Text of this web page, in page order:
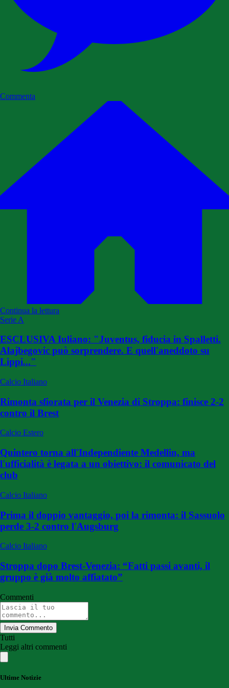
Commenta
Continua la lettura
Serie A
ESCLUSIVA Iuliano: "Juventus, fiducia in Spalletti.
Alajbegovic può sorprendere. E quell'aneddoto su
Lippi..."
Calcio Italiano
Rimonta sfiorata per il Venezia di Stroppa: finisce 2-2
contro il Brest
Calcio Estero
Quintero torna all'Independiente Medellin, ma
l'ufficialità è legata a un obiettivo: il comunicato del
club
Calcio Italiano
Prima il doppio vantaggio, poi la rimonta: il Sassuolo
perde 3-2 contro l'Augsburg
Calcio Italiano
Stroppa dopo Brest-Venezia: “Fatti passi avanti, il
gruppo è già molto affiatato”
Commenti
Invia Commento
Tutti
Leggi altri commenti
Ultime Notizie